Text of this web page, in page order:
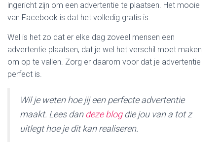
ingericht zijn om een advertentie te plaatsen. Het mooie
van Facebook is dat het volledig gratis is.
Wel is het zo dat er elke dag zoveel mensen een
advertentie plaatsen, dat je wel het verschil moet maken
om op te vallen. Zorg er daarom voor dat je advertentie
perfect is.
Wil je weten hoe jij een perfecte advertentie
maakt. Lees dan deze blogdie jou van a tot z
uitlegt hoe je dit kan realiseren.